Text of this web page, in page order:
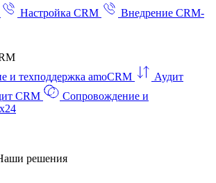
Настройка CRM
Внедрение CRM-
и техподдержка amoCRM
Аудит
CRM
Сопровождение и
решения